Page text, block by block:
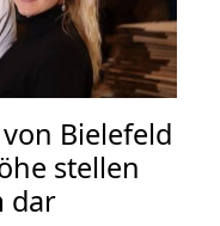
Bielefeld
stellen
dar